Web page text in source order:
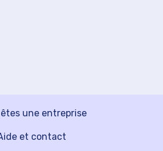
êtes une entreprise
et contact